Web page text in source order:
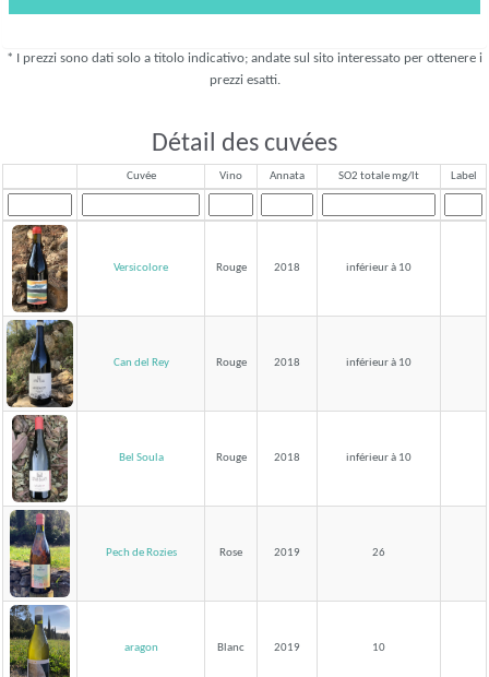
* I prezzi sono dati solo a titolo indicativo; andate sul sito interessato per ottenere i
prezzi esatti.
Détail des cuvées
Cuvée Vino Annata SO2 totale mg/lt Label
Versicolore Rouge 2018 inférieur à 10
Can del Rey Rouge 2018 inférieur à 10
Bel Soula Rouge 2018 inférieur à 10
Pech de Rozies Rose 2019 26
aragon Blanc 2019 10